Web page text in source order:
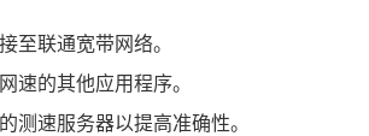
至联通宽带网络。
速的其他应用程序。
测速服务器以提高准确性。